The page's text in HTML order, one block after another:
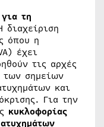
τη
διαχείριση
όπου η
έχει
τις αρχές
των σημείων
και
Για την
κυκλοφορίας
ατυχημάτων